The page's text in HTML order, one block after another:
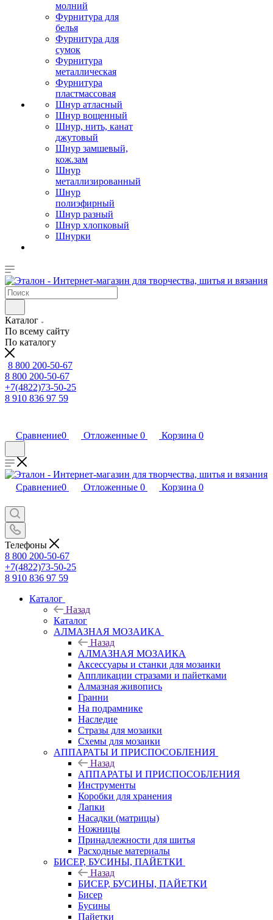
молний
Фурнитура для
белья
Фурнитура для
сумок
Фурнитура
металлическая
Фурнитура
пластмассовая
Шнур атласный
Шнур вощенный
Шнур, нить, канат
джутовый
Шнур замшевый,
кож.зам
Шнур
металлизированный
Шнур
полиэфирный
Шнур разный
Шнур хлопковый
Шнурки
Каталог
По всему сайту
По каталогу
8 800 200-50-67
8 800 200-50-67
+7(4822)73-50-25
8 910 836 97 59
Сравнение0 Отложенные 0 Корзина 0
Сравнение0 Отложенные 0 Корзина 0
Телефоны
8 800 200-50-67
+7(4822)73-50-25
8 910 836 97 59
Каталог
Назад
Каталог
АЛМАЗНАЯ МОЗАИКА
Назад
АЛМАЗНАЯ МОЗАИКА
Аксессуары и станки для мозаики
Аппликации стразами и пайетками
Алмазная живопись
Гранни
На подрамнике
Наследие
Стразы для мозаики
Схемы для мозаики
АППАРАТЫ И ПРИСПОСОБЛЕНИЯ
Назад
АППАРАТЫ И ПРИСПОСОБЛЕНИЯ
Инструменты
Коробки для хранения
Лапки
Насадки (матрицы)
Ножницы
Принадлежности для шитья
Расходные материалы
БИСЕР, БУСИНЫ, ПАЙЕТКИ
Назад
БИСЕР, БУСИНЫ, ПАЙЕТКИ
Бисер
Бусины
Пайетки